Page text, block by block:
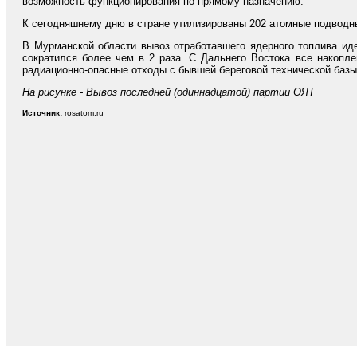
К сегодняшнему дню в стране утилизированы 202 атомные
В Мурманской области вывоз отработавшего ядерного топлива
сократился более чем в 2 раза. С Дальнего Востока все
радиационно-опасные отходы с бывшей береговой технической
На рисунке - Вывоз последней (одиннадцатой) партии ОЯТ
Источник: rosatom.ru